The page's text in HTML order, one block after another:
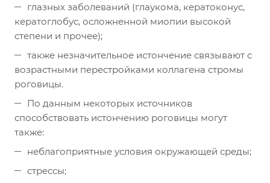
глазных заболеваний (глаукома, кератоконус,
кератоглобус, осложненной миопии высокой
степени и прочее);
также незначительное истончение связывают с
возрастными перестройками коллагена стромы
роговицы.
По данным некоторых источников
способствовать истончению роговицы могут
также:
неблагоприятные условия окружающей среды;
стрессы;